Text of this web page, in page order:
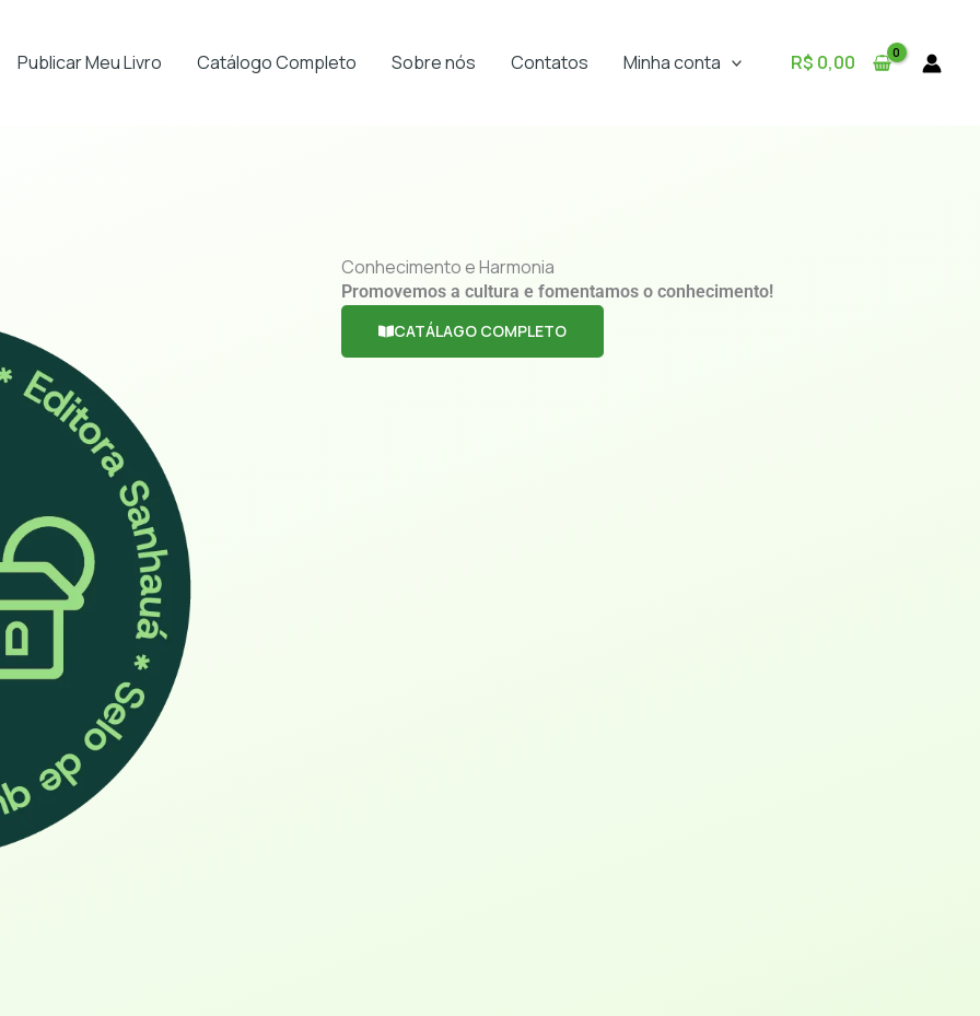
Publicar Meu Livro Catálogo Completo Sobre nós Contatos Minha conta R$ 0,00
Conhecimento e Harmonia
Promovemos a cultura e fomentamos o conhecimento!
CATÁLAGO COMPLETO